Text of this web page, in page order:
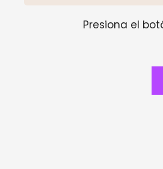
Presiona el